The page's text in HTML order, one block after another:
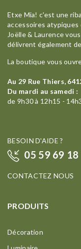
Etxe Mia! c'est une
accessoires atypiques
Joëlle & Laurence
délivrent également
La boutique vous
Au 29 Rue Thiers,
Du mardi au samedi :
de 9h30 à 12h15 -
BESOIN D'AIDE ?
05 59 69 18
CONTACTEZ NOUS
PRODUITS
Décoration